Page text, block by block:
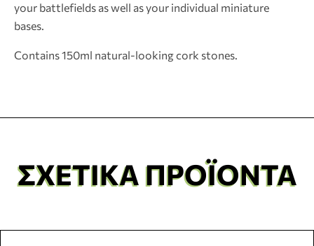
your battlefields as well as your individual miniature
bases.
Contains 150ml natural-looking cork stones.
ΣΧΕΤΙΚΆ ΠΡΟΪΌΝΤΑ